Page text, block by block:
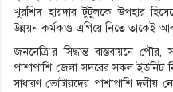
খুরশিদ হায়দার টুটুলকে উপহার
উন্নয়ন কর্মকাণ্ড এগিয়ে নিতে তাকেই
জননেত্রি’র সিদ্ধান্ত বাস্তবায়নে
পাশাপাশি জেলা সদরের সকল ইউনিট
সাধারণ ভোটারদের পাশাপাশি দলীয়